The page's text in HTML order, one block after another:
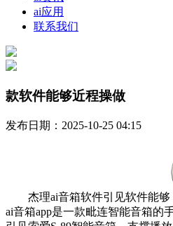
ai应用
联系我们
款软件能够近程操做
发布日期：2025-10-25 04:15
杰理ai音箱软件引见软件能够
ai音箱app是一款毗连智能音箱的